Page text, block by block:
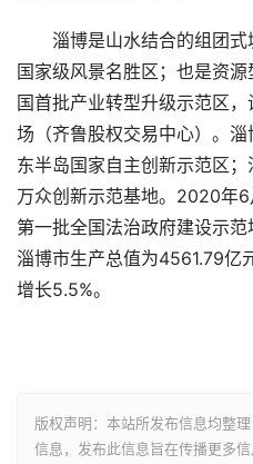
淄博是山水结合的组团式
国家级风景名胜区；也是资
国首批产业转型升级示范区
场（齐鲁股权交易中心）。
东半岛国家自主创新示范区
万众创新示范基地。2020年
第一批全国法治政府建设示
淄博市生产总值为4561.79亿
增长5.5%。
版权声明：本站所发布信息均整
信息，发布此信息旨在传播更多